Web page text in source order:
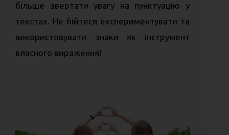
більше звертати увагу на пунктуацію у
текстах. Не бійтеся експериментувати та
використовувати знаки як інструмент
власного вираження!